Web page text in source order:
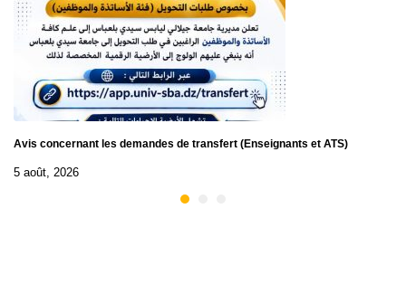
Avis concernant les demandes de transfert (Enseignants et ATS)
5 août, 2026